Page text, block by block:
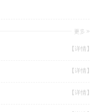
【详情】
【详情】
【详情】